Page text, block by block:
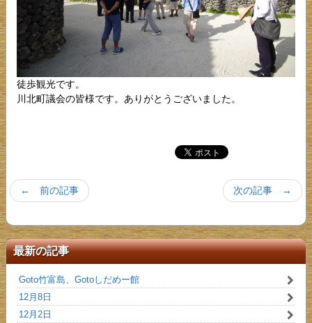
徒歩観光です。
川北町議会の皆様です。ありがとうございました。
次の記事 →
← 前の記事
最新の記事
Goto竹富島、Gotoしだめー館
12月8日
12月2日